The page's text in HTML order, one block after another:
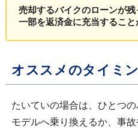
売却するバイクのローンが
一部を返済金に充当すること
オススメのタイミ
たいていの場合は、ひとつ
モデルへ乗り換えるか、事